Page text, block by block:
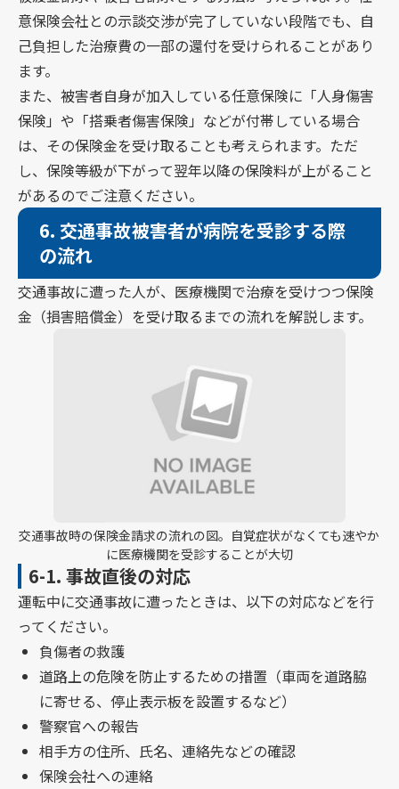
意保険会社との示談交渉が完了していない段階でも、自
己負担した治療費の一部の還付を受けられることがあり
ます。
また、被害者自身が加入している任意保険に「人身傷害
保険」や「搭乗者傷害保険」などが付帯している場合
は、その保険金を受け取ることも考えられます。ただ
し、保険等級が下がって翌年以降の保険料が上がること
があるのでご注意ください。
6. 交通事故被害者が病院を受診する際
の流れ
交通事故に遭った人が、医療機関で治療を受けつつ保険
金（損害賠償金）を受け取るまでの流れを解説します。
交通事故時の保険金請求の流れの図。自覚症状がなくても速やか
に医療機関を受診することが大切
6-1. 事故直後の対応
運転中に交通事故に遭ったときは、以下の対応などを行
ってください。
負傷者の救護
道路上の危険を防止するための措置（車両を道路脇
に寄せる、停止表示板を設置するなど）
警察官への報告
相手方の住所、氏名、連絡先などの確認
保険会社への連絡